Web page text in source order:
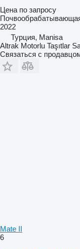
Цена по запросу
2022
Турция, Manisa
Altrak Motorlu Taşıtlar
Связаться с
Mate II
6